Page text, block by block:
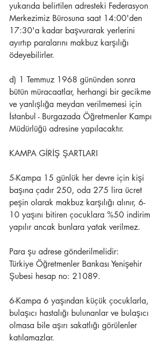
yukarıda belirtilen adresteki Federasyon
Merkezimiz Bürosuna saat 14:00'den
17:30'a kadar başvurarak yerlerini
ayırtıp paralarını makbuz karşılığı
ödeyebilirler.
d) 1 Temmuz 1968 gününden sonra
bütün müracaatlar, herhangi bir gecikme
ve yanlışlığa meydan verilmemesi için
İstanbul - Burgazada Öğretmenler Kampı
Müdürlüğü adresine yapılacaktır.
KAMPA GİRİŞ ŞARTLARI
5-Kampa 15 günlük her devre için kişi
başına çadır 250, oda 275 lira ücret
peşin olarak makbuz karşılığı alınır, 6-
10 yaşını bitiren çocuklara %50 indirim
yapılır ancak bunlara yatak verilmez.
Para şu adrese gönderilmelidir:
Türkiye Öğretmenler Bankası Yenişehir
Şubesi hesap no: 21089.
6-Kampa 6 yaşından küçük çocuklarla,
bulaşıcı hastalığı bulunanlar ve bulaşıcı
olmasa bile aşırı sakatlığı görülenler
katılamazlar.